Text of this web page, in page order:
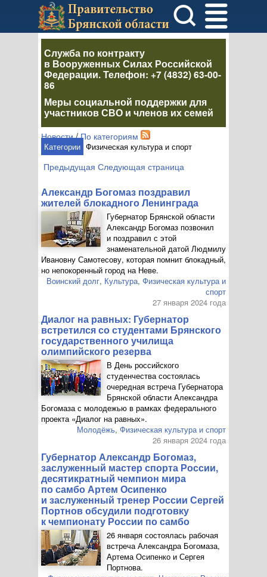
Служба по контракту
в Вооруженных Силах Российской
Федерации. Телефон: +7 (4832) 63-00-
86
Меры социальной поддержки для
участников СВО и членов их семей
Новости/По категориям
Категории Физическая культура и спорт
Предыдущая Следующая страница
Александр Богомаз поздравил
жителей блокадного Ленинграда
Губернатор Брянской области
Александр Богомаз позвонил
и поздравил с этой
знаменательной датой Людмилу
Ивановну Самотесову, которая помнит блокадный,
но непокоренный город на Неве.
Воинский долг, Культура, Физическая культура и
спорт
27 января 2024 года
Диалог на равных: Губернатор
встретился со студентами Брянского
государственного училища
олимпийского резерва
В День российского
студенчества состоялась
очередная встреча Губернатора
Брянской области Александра
Богомаза с молодежью в рамках федерального
проекта «Диалог на равных».
Молодёжь, Физическая культура и спорт
26 января 2024 года
Губернатор Александр Богомаз,
заслуженный мастер спорта России,
десятикратный чемпион мира
по самбо Артем Осипенко
и заслуженный тренер России Сергей
Портнов обсудили подготовку
к чемпионату России по самбо
26 января состоялась рабочая
встреча Александра Богомаза,
Артема Осипенко и Сергея
Портнова.